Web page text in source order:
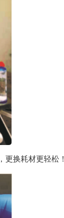
换耗材更轻松！